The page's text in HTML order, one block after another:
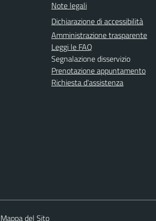
Note legali
Dichiarazione di accessibilità
Amministrazione trasparente
Leggi le FAQ
Segnalazione disservizio
Prenotazione appuntamento
Richiesta d'assistenza
Mappa del Sito